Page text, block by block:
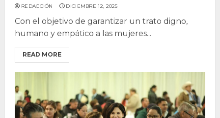
REDACCIÓN DICIEMBRE 12, 2025
Con el objetivo de garantizar un trato digno,
humano y empático a las mujeres...
READ MORE